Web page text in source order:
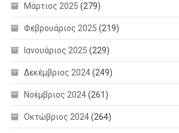
Μάρτιος 2025 (279)
Φεβρουάριος 2025 (219)
Ιανουάριος 2025 (229)
Δεκέμβριος 2024(249)
Νοέμβριος 2024(261)
Οκτώβριος 2024(264)